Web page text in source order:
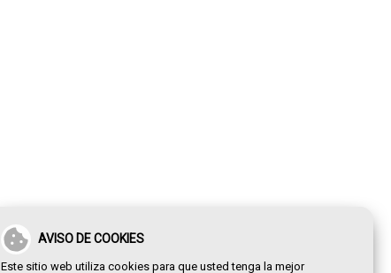
AVISO DE COOKIES
Este sitio web utiliza cookies para que usted tenga la mejor